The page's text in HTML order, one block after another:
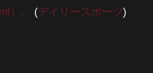
）。
(デイリースポーツ)